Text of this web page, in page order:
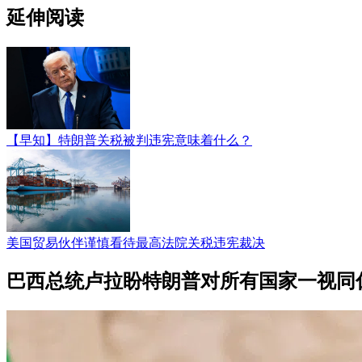
延伸阅读
【早知】特朗普关税被判违宪意味着什么？
美国贸易伙伴谨慎看待最高法院关税违宪裁决
巴西总统卢拉盼特朗普对所有国家一视同